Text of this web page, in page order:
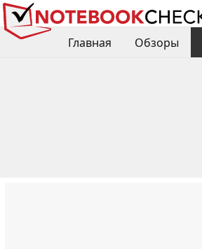
Главная Обзоры